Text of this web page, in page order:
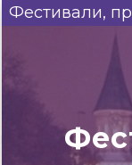
Концерты
Фестивали,